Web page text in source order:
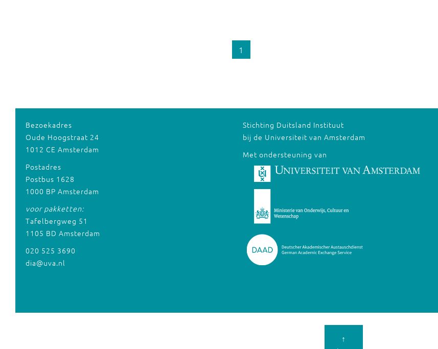
1
Bezoekadres
Oude Hoogstraat 24
1012 CE Amsterdam
Postadres
Postbus 1628
1000 BP Amsterdam
voor pakketten:
Tafelbergweg 51
1105 BD Amsterdam
020 525 3690
dia@uva.nl
Stichting Duitsland Instituut
bij de Universiteit van Amsterdam
Met ondersteuning van
↑